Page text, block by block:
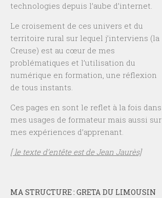
technologies depuis l’aube d’internet.
Le croisement de ces univers et du
territoire rural sur lequel j’interviens (la
Creuse) est au cœur de mes
problématiques et l’utilisation du
numérique en formation, une réflexion
de tous instants.
Ces pages en sont le reflet à la fois dans
mes usages de formateur mais aussi sur
mes expériences d’apprenant.
[ le texte d’entête est de Jean Jaurès]
MA STRUCTURE : GRETA DU LIMOUSIN